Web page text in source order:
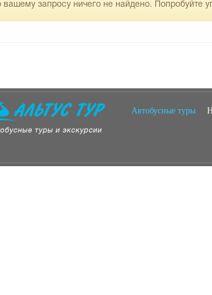
вашему запросу ничего не найдено. Попробуйте
Автобусные туры